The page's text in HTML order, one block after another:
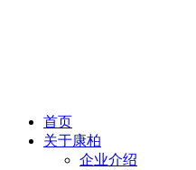
首页
关于康柏
企业介绍